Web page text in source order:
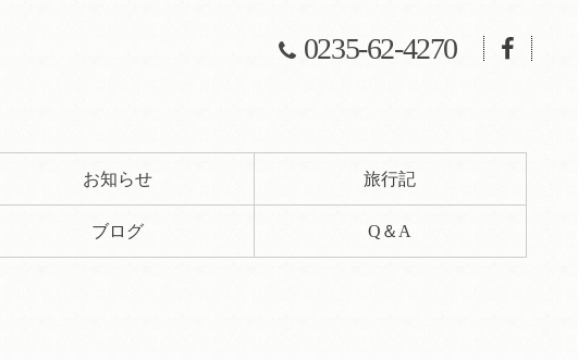
0235-62-4270
お知らせ 旅行記
ブログ Q＆A